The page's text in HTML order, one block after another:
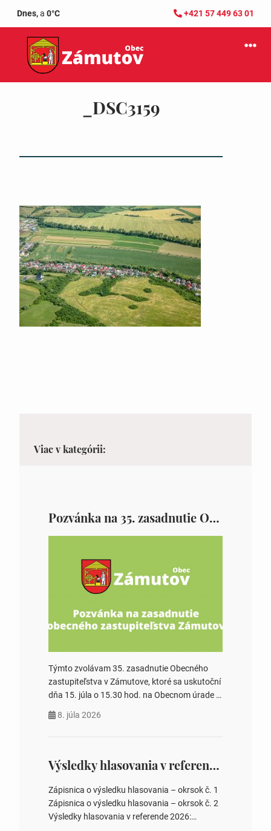
Dnes,a 0°C +421 57 449 63 01
_DSC3159
Viac v kategórii:
Pozvánka na 35. zasadnutie OZ v Zámutove
Týmto zvolávam 35. zasadnutie Obecného
zastupiteľstva v Zámutove, ktoré sa uskutoční
dňa 15. júla o 15.30 hod. na Obecnom úrade v
rokovania 2. Schválenie návrhovej komisie a
zastupiteľstiev, počtu poslancov obecných
zastupiteľstiev v nich 4. Schválenie odpredaja
obecného pozemku –…
8. júla 2026
Výsledky hlasovania v referende 2026
Zápisnica o výsledku hlasovania – okrsok č. 1
Zápisnica o výsledku hlasovania – okrsok č. 2
Výsledky hlasovania v referende 2026: